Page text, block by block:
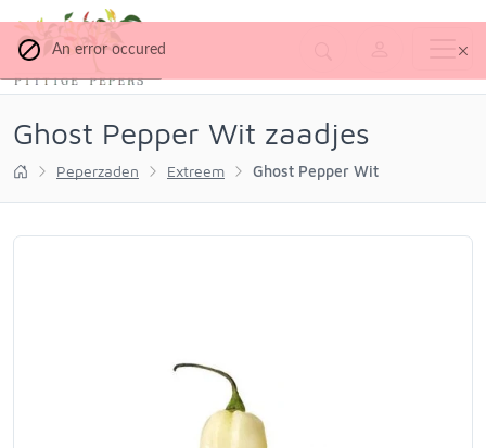
Ghost Pepper Wit zaadjes
Peperzaden Extreem Ghost Pepper Wit
An error occured